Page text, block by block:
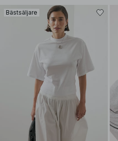
Bästsäljare